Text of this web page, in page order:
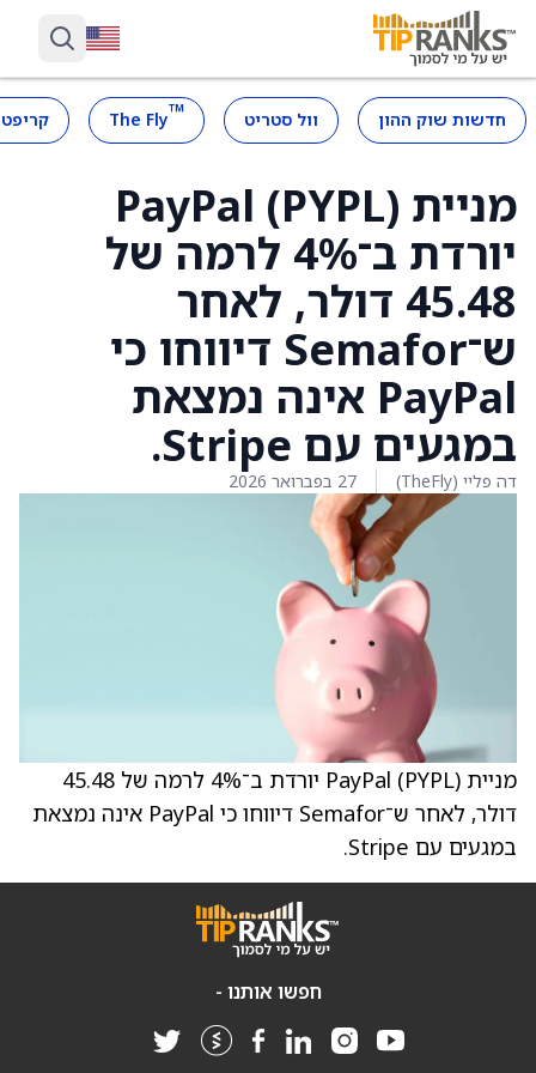
חדשות שוק ההון וול סטריט ™
The Fly
מניית PayPal (PYPL)
יורדת ב־4% לרמה של
45.48 דולר, לאחר
ש־Semafor דיווחו כי
PayPal אינה נמצאת
במגעים עם Stripe.
דה פליי (TheFly) 27 בפברואר 2026
מניית PayPal (PYPL) יורדת ב־4% לרמה של 45.48
דולר, לאחר ש־Semafor דיווחו כי PayPal אינה נמצאת
במגעים עם Stripe.
חפשו אותנו -